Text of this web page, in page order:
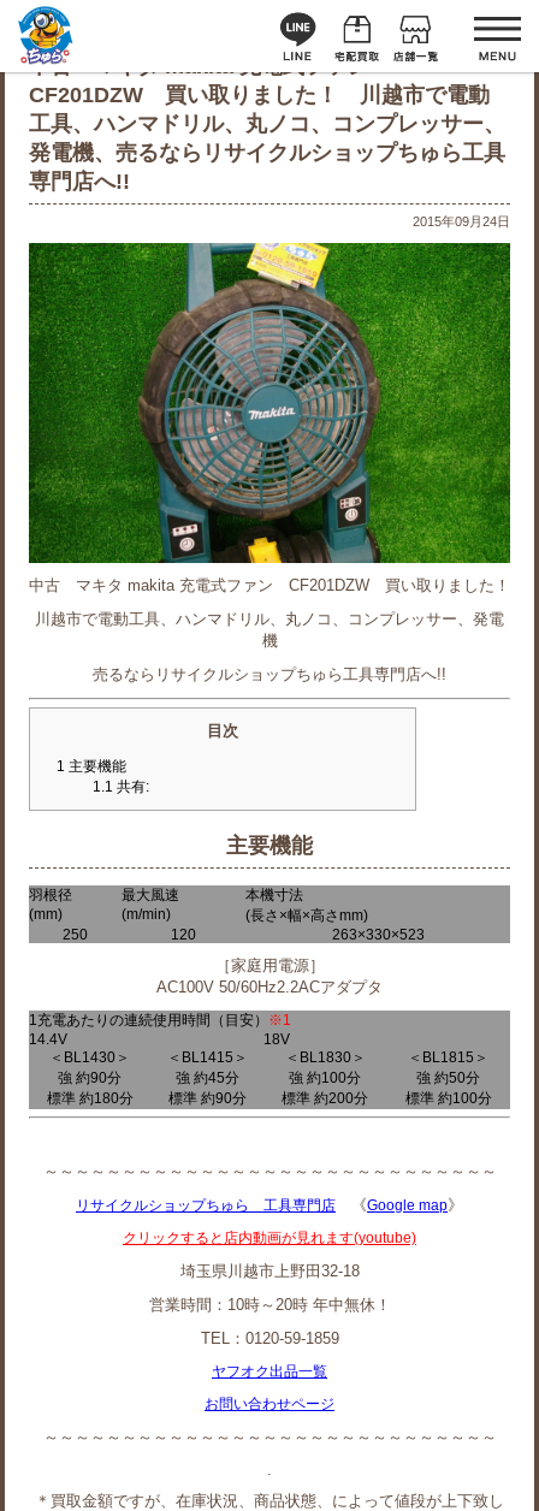
中古 マキタ makita 充電式ファン
CF201DZW 買い取りました！ 川越市で電動
工具、ハンマドリル、丸ノコ、コンプレッサー、
発電機、売るならリサイクルショップちゅら工具
専門店へ!!
2015年09月24日
中古 マキタ makita 充電式ファン CF201DZW 買い取りました！
川越市で電動工具、ハンマドリル、丸ノコ、コンプレッサー、発電
機
売るならリサイクルショップちゅら工具専門店へ!!
目次
1 主要機能
1.1 共有:
主要機能
羽根径
(mm)
最大風速
(m/min)
本機寸法
(長さ×幅×高さmm)
250
120 263×330×523
［家庭用電源］
AC100V 50/60Hz2.2ACアダプタ
1充電あたりの連続使用時間（目安） ※1
14.4V
18V
＜BL1430＞
強 約90分
標準 約180分
＜BL1415＞
強 約45分
標準 約90分
＜BL1830＞
強 約100分
標準 約200分
＜BL1815＞
強 約50分
標準 約100分
～～～～～～～～～～～～～～～～～～～～～～～～～～～～～
リサイクルショップちゅら 工具専門店 《Google map》
クリックすると店内動画が見れます(youtube)
埼玉県川越市上野田32-18
営業時間：10時～20時 年中無休！
TEL：0120-59-1859
ヤフオク出品一覧
お問い合わせページ
～～～～～～～～～～～～～～～～～～～～～～～～～～～～～
＊買取金額ですが、在庫状況、商品状態、によって値段が上下致し